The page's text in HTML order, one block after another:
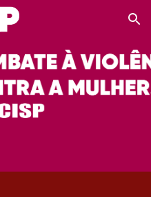
Skip to navigation